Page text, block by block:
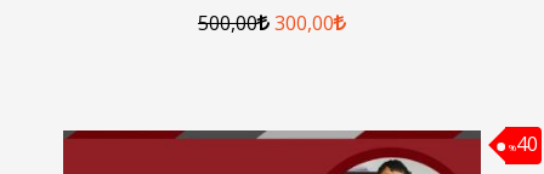
500,00 300,00
%40